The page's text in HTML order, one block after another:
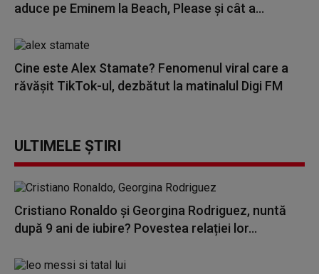
aduce pe Eminem la Beach, Please și cât a...
Cine este Alex Stamate? Fenomenul viral care a
răvășit TikTok-ul, dezbătut la matinalul Digi FM
ULTIMELE ȘTIRI
Cristiano Ronaldo și Georgina Rodriguez, nuntă
după 9 ani de iubire? Povestea relației lor...